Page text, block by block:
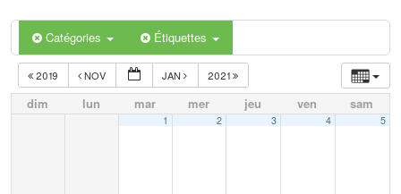
Catégories Étiquettes
2019 NOV JAN 2021
dim lun mar mer jeu ven sam
1 2 3 4 5